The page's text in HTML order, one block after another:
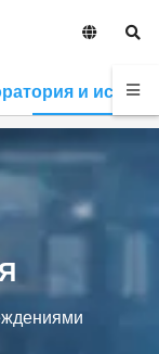
и